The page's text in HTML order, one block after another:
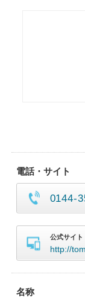
電話・サイト
0144-
公式サイト
http://
名称